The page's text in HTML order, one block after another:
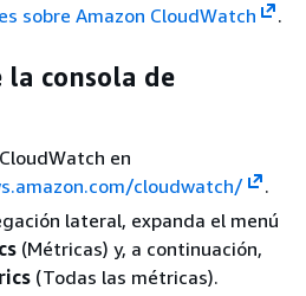
sobre Amazon CloudWatch .
la consola de
en
cloudwatch/
.
lateral, expanda el menú
(Métricas) y, a continuación,
(Todas las métricas).